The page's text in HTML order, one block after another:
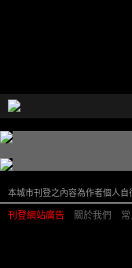
本城市刊登之內容為作者個人自
刊登網站廣告 關於我們